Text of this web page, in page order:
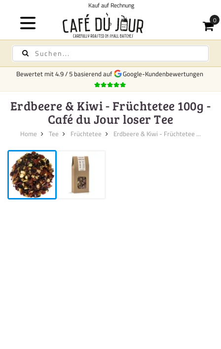
Kauf auf Rechnung
Bewertet mit4.9/5 basierend auf Google-Kundenbewertungen
Erdbeere & Kiwi - Früchtetee 100g -
Café du Jour loser Tee
Home Tee Früchtetee Erdbeere & Kiwi - Früchtetee ...